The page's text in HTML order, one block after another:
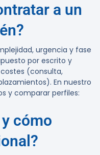
a un
urgencia y fase
por escrito y
(consulta,
En nuestro
y comparar perfiles:
cómo